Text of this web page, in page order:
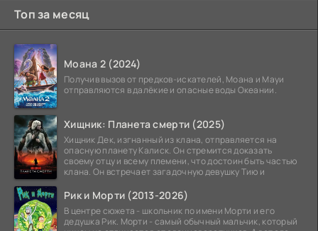
Топ за месяц
Моана 2 (2024)
Получив вызов от предков-искателей, Моана и Мауи
отправляются в далёкие и опасные воды Океании.
Хищник: Планета смерти (2025)
Хищник Дек, изгнанный из клана, отправляется на
опасную планету Калиск. Он стремится доказать
своему отцу и всему племени, что достоин быть частью
клана. Он встречает загадочную девушку Тию и
Рик и Морти (2013-2026)
В центре сюжета - школьник по имени Морти и его
дедушка Рик. Морти - самый обычный мальчик, который